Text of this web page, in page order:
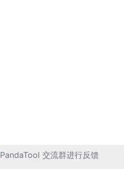
PandaTool 交流群进行反馈